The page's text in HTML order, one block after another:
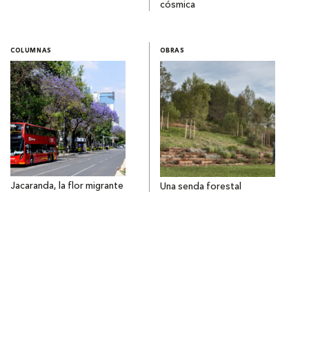
cósmica
COLUMNAS
Jacaranda, la flor migrante
OBRAS
Una senda forestal